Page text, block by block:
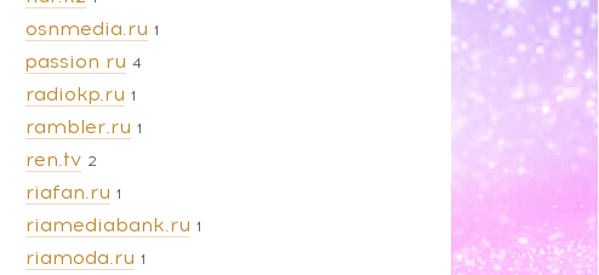
osnmedia.ru 1
passion ru 4
radiokp.ru 1
rambler.ru 1
ren.tv 2
riafan.ru 1
riamediabank.ru 1
riamoda.ru 1